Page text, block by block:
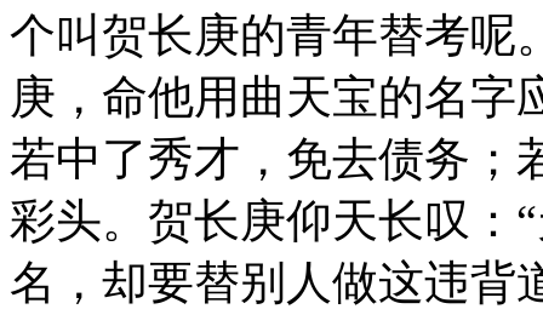
个叫贺长庚的青年替考呢
庚，命他用曲天宝的名字
若中了秀才，免去债务；
彩头。贺长庚仰天长叹：
名，却要替别人做这违背